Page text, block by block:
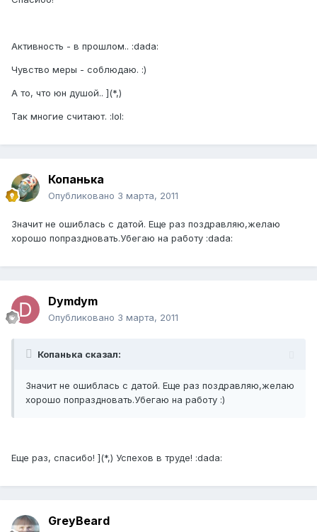
Активность - в прошлом.. :dada:
Чувство меры - соблюдаю. :)
А то, что юн душой.. ](*,)
Так многие считают. :lol:
Копанька
Опубликовано 3 марта, 2011
Значит не ошиблась с датой. Еще раз поздравляю,желаю
хорошо попраздновать.Убегаю на работу :dada:
Dymdym
Опубликовано 3 марта, 2011
Копанька сказал:
Значит не ошиблась с датой. Еще раз поздравляю,желаю
хорошо попраздновать.Убегаю на работу :)
Еще раз, спасибо! ](*,) Успехов в труде! :dada:
GreyBeard